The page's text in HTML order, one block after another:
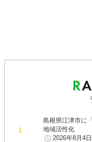
島根県江津市に
地域活性化
2026年8月4日